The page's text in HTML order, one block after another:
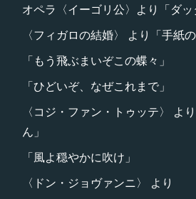
オペラ〈イーゴリ公〉より「ダッ
〈フィガロの結婚〉 より「手紙
「もう飛ぶまいぞこの蝶々」
「ひどいぞ、なぜこれまで」
〈コジ・ファン・トゥッテ〉 よ
ん」
「風よ穏やかに吹け」
〈ドン・ジョヴァンニ〉 より